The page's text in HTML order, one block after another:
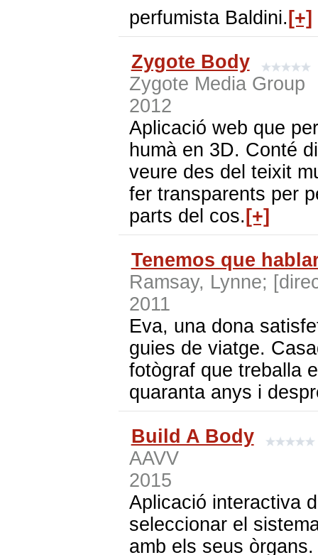
perfumista Baldini. [+]
Zygote Body
Zygote Media Group
2012
Aplicació web que
humà en 3D. Conté
veure des del teixit
fer transparents per
parts del cos. [+]
Tenemos que
Ramsay, Lynne;
2011
Eva, una dona
guies de viatge.
fotògraf que treballa
quaranta anys i
Build A Body
AAVV
2015
Aplicació interactiva
seleccionar el
amb els seus